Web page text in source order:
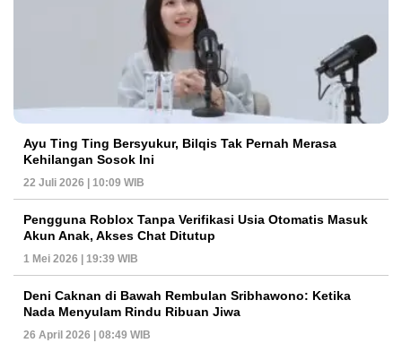
Ayu Ting Ting Bersyukur, Bilqis Tak Pernah Merasa
Kehilangan Sosok Ini
22 Juli 2026 | 10:09 WIB
Pengguna Roblox Tanpa Verifikasi Usia Otomatis Masuk
Akun Anak, Akses Chat Ditutup
1 Mei 2026 | 19:39 WIB
Deni Caknan di Bawah Rembulan Sribhawono: Ketika
Nada Menyulam Rindu Ribuan Jiwa
26 April 2026 | 08:49 WIB